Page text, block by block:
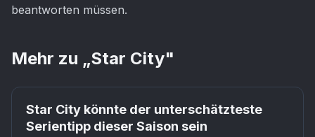
beantworten müssen.
Mehr zu „Star City"
Star City könnte der unterschätzteste
Serientipp dieser Saison sein